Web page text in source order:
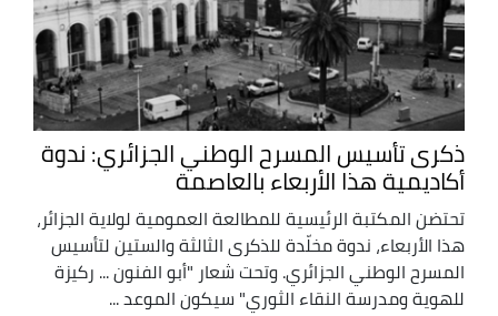
ذكرى تأسيس المسرح الوطني الجزائري: ندوة
أكاديمية هذا الأربعاء بالعاصمة
تحتضن المكتبة الرئيسية للمطالعة العمومية لولاية الجزائر،
هذا الأربعاء، ندوة مخلّدة للذكرى الثالثة والستين لتأسيس
المسرح الوطني الجزائري. وتحت شعار "أبو الفنون ... ركيزة
للهوية ومدرسة النقاء الثوري" سيكون الموعد ...